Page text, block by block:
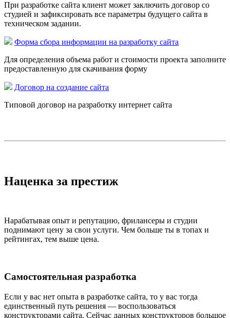
При разработке сайта клиент может заключить договор со
студией и зафиксировать все параметры будущего сайта в
техническом задании.
Форма сбора информации на разработку сайта
Для определения объема работ и стоимости проекта заполните
предоставленную для скачивания форму
Договор на создание сайта
Типовой договор на разработку интернет сайта
Наценка за престиж
Нарабатывая опыт и репутацию, фрилансеры и студии
поднимают цену за свои услуги. Чем больше ты в топах и
рейтингах, тем выше цена.
Самостоятельная разработка
Если у вас нет опыта в разработке сайта, то у вас тогда
единственный путь решения — воспользоваться
конструкторами сайта. Сейчас данных конструкторов большое